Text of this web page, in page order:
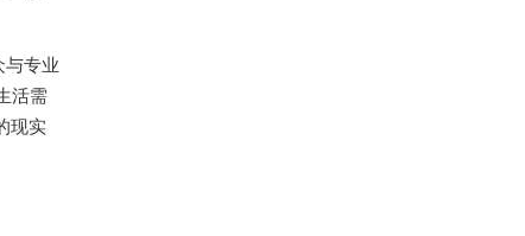
与专业
活需
现实